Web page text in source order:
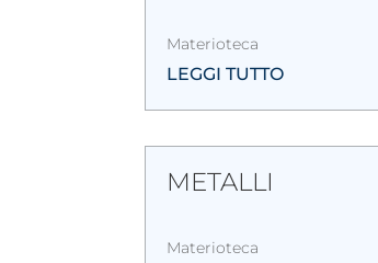
Materioteca
LEGGI TUTTO
METALLI
Materioteca